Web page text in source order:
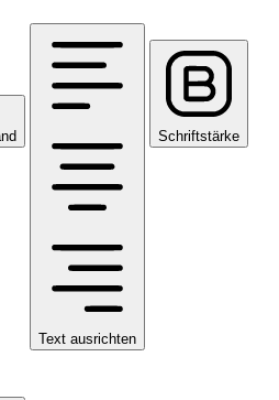
Text ausrichten
Schriftstärke